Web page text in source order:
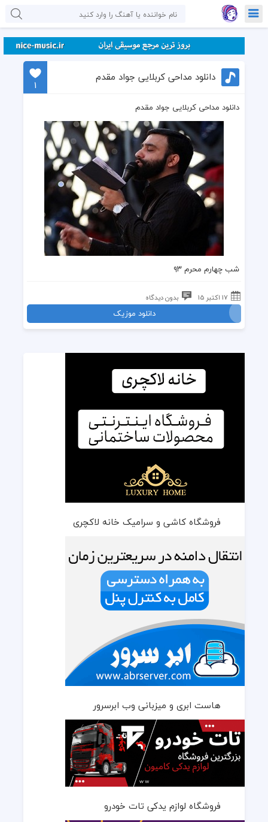
دانلود مداحی کربلایی جواد مقدم
1
دانلود مداحی کربلایی جواد مقدم
شب چهارم محرم ۹۳
17 اکتبر 15 بدون دیدگاه
دانلود موزیک
فروشگاه کاشی و سرامیک خانه لاکچری
هاست ابری و میزبانی وب ابرسرور
فروشگاه لوازم یدکی تات خودرو